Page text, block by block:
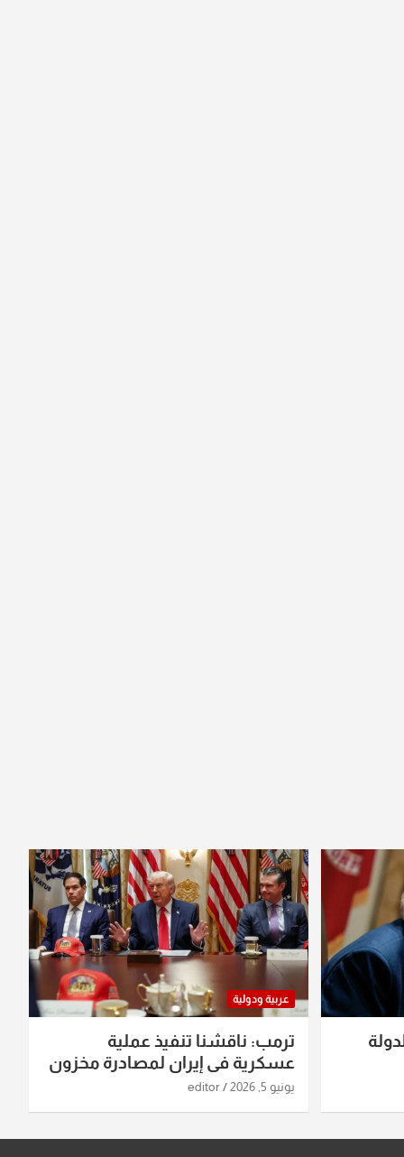
عربية ودولية
ترمب: ناقشنا تنفيذ عملية
عسكرية في إيران لمصادرة مخزون
اليورانيوم
يونيو 5, 2026 editor